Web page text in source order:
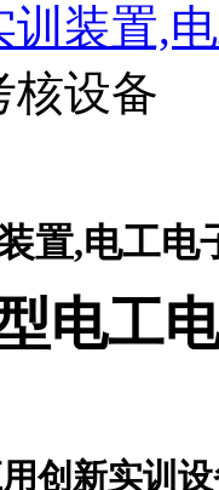
训装置,
核设备
置,电工电
电工
创新实训